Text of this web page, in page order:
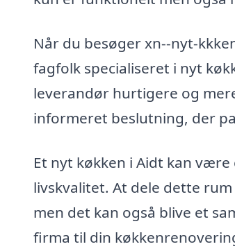
Når du besøger xn--nyt-
fagfolk specialiseret i nyt
leverandør hurtigere og
informeret beslutning, der
Et nyt køkken i Aidt kan
livskvalitet. At dele dette
men det kan også blive et
firma til din